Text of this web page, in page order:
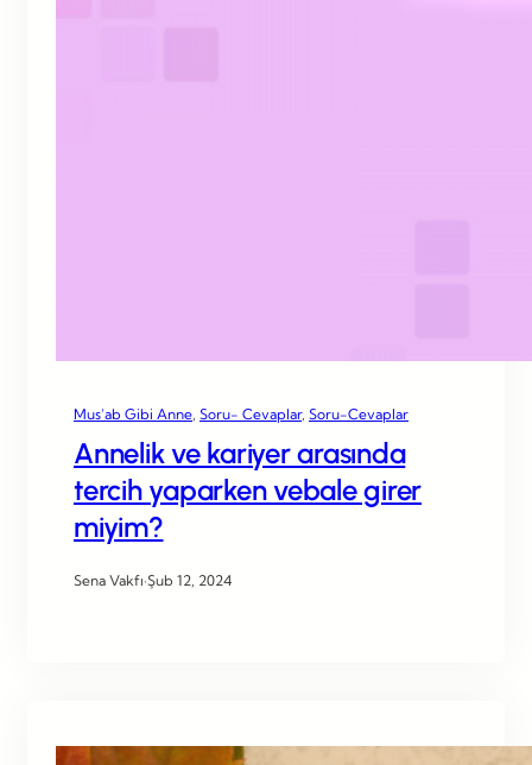
Mus’ab Gibi Anne Soru- Cevaplar, Soru-Cevaplar
Annelik ve kariyer arasında
tercih yaparken vebale girer
miyim?
Sena Vakfı·Şub 12, 2024